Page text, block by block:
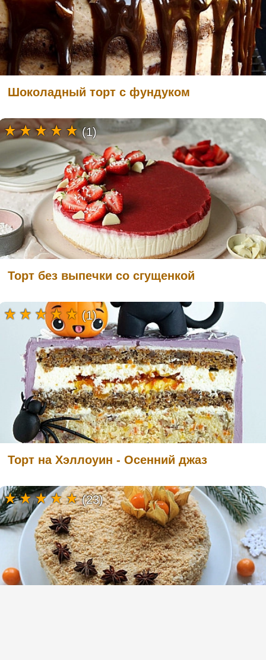
Шоколадный торт с фундуком
Торт без выпечки со сгущенкой
(1)
Торт на Хэллоуин - Осенний джаз
(1)
(23)